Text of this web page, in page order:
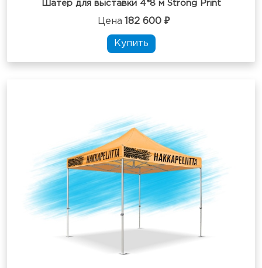
Шатёр для выставки 4*8 м Strong Print
Цена 182 600 ₽
Купить